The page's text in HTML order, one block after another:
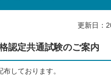
更新日：
認定共通試験のご案内
しております。